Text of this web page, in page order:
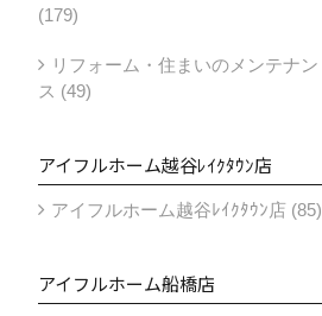
(179)
リフォーム・住まいのメンテナン
ス (49)
アイフルホーム越谷ﾚｲｸﾀｳﾝ店
アイフルホーム越谷ﾚｲｸﾀｳﾝ店 (85)
アイフルホーム船橋店